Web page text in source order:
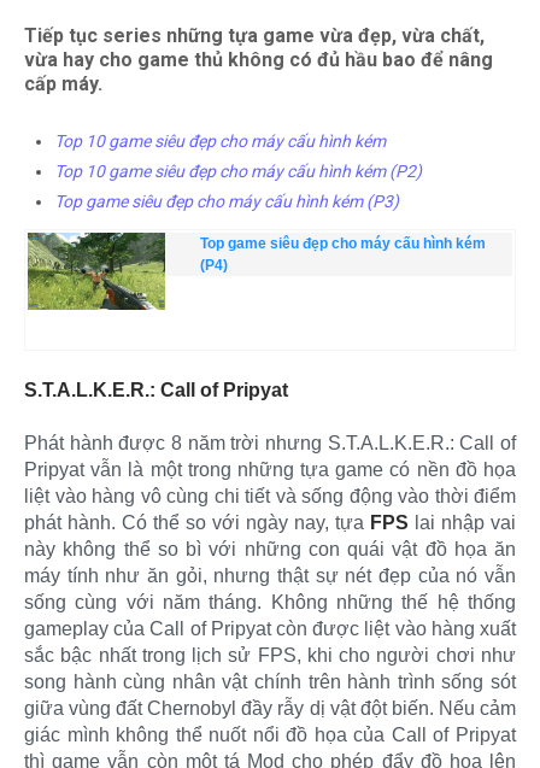
Tiếp tục series những tựa game vừa đẹp, vừa chất,
vừa hay cho game thủ không có đủ hầu bao để nâng
cấp máy.
Top 10 game siêu đẹp cho máy cấu hình kém
Top 10 game siêu đẹp cho máy cấu hình kém (P2)
Top game siêu đẹp cho máy cấu hình kém (P3)
Top game siêu đẹp cho máy cấu hình kém
(P4)
S.T.A.L.K.E.R.: Call of Pripyat
Phát hành được 8 năm trời nhưng S.T.A.L.K.E.R.: Call of
Pripyat vẫn là một trong những tựa game có nền đồ họa
liệt vào hàng vô cùng chi tiết và sống động vào thời điểm
phát hành. Có thể so với ngày nay, tựa FPS lai nhập vai
này không thể so bì với những con quái vật đồ họa ăn
máy tính như ăn gỏi, nhưng thật sự nét đẹp của nó vẫn
sống cùng với năm tháng. Không những thế hệ thống
gameplay của Call of Pripyat còn được liệt vào hàng xuất
sắc bậc nhất trong lịch sử FPS, khi cho người chơi như
song hành cùng nhân vật chính trên hành trình sống sót
giữa vùng đất Chernobyl đầy rẫy dị vật đột biến. Nếu cảm
giác mình không thể nuốt nổi đồ họa của Call of Pripyat
thì game vẫn còn một tá Mod cho phép đẩy đồ họa lên